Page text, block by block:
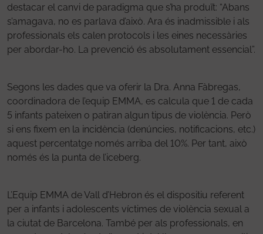
destacar el canvi de paradigma que s’ha produït: “Abans
s’amagava, no es parlava d’això. Ara és inadmissible i als
professionals els calen protocols i les eines necessàries
per abordar-ho. La prevenció és absolutament essencial”.
Segons les dades que va oferir la Dra. Anna Fàbregas,
coordinadora de l’equip EMMA, es calcula que 1 de cada
5 infants pateixen o patiran algun tipus de violència. Però
si ens fixem en la incidència (denúncies, notificacions, etc.)
aquest percentatge només arriba del 10%. Per tant, això
només és la punta de l’iceberg.
L’Equip EMMA de Vall d’Hebron és el dispositiu referent
per a infants i adolescents víctimes de violència sexual a
la ciutat de Barcelona. També per als professionals, en